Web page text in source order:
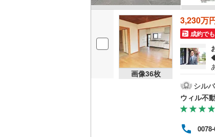
画像36枚
3,230万
成約で
シル
ウィル不
浴室
収納
ウォ
バルコ
ウ